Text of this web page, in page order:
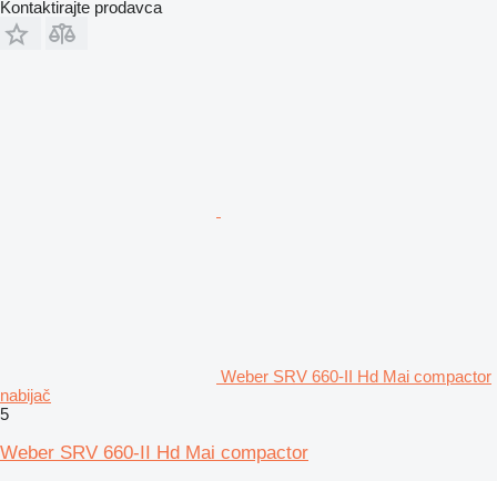
Kontaktirajte prodavca
Weber SRV 660-II Hd Mai compactor
nabijač
5
Weber SRV 660-II Hd Mai compactor